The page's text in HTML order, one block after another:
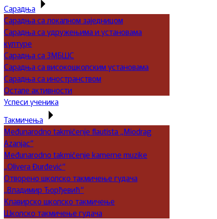
Сарадња
Сарадња са локалном заједницом
Сарадња са удружењима и установама
културе
Сарадња са ЗМБШС
Сарадња са високошколским установама
Сарадња са иностранством
Остале активности
Успеси ученика
Такмичења
Međunarodno takmičenje flautista „Miodrag
Azanjac“
Međunarodno takmičenje kamerne muzike
„Olivera Đurđević“
Отворено школско такмичење гудача
„Владимир Ђорђевић“
Клавирско школско такмичење
Школско такмичење гудача